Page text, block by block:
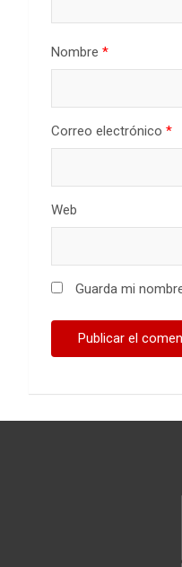
Nombre *
Correo electrónico *
Web
Guarda mi